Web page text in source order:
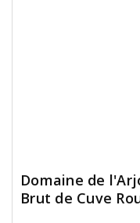
Domaine de
Brut de Cuve